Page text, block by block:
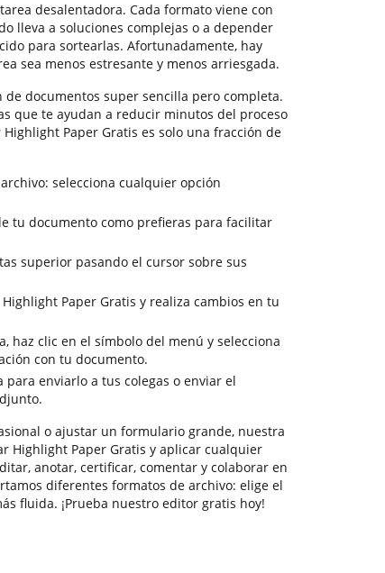
desalentadora. Cada formato viene con
lleva a soluciones complejas o a depender
para sortearlas. Afortunadamente, hay
sea menos estresante y menos arriesgada.
de documentos super sencilla pero completa.
que te ayudan a reducir minutos del proceso
Paper Gratis es solo una fracción de
selecciona cualquier opción
tu documento como prefieras para facilitar
superior pasando el cursor sobre sus
Paper Gratis y realiza cambios en tu
haz clic en el símbolo del menú y selecciona
con tu documento.
para enviarlo a tus colegas o enviar el
o ajustar un formulario grande, nuestra
Highlight Paper Gratis y aplicar cualquier
anotar, certificar, comentar y colaborar en
diferentes formatos de archivo: elige el
fluida. ¡Prueba nuestro editor gratis hoy!